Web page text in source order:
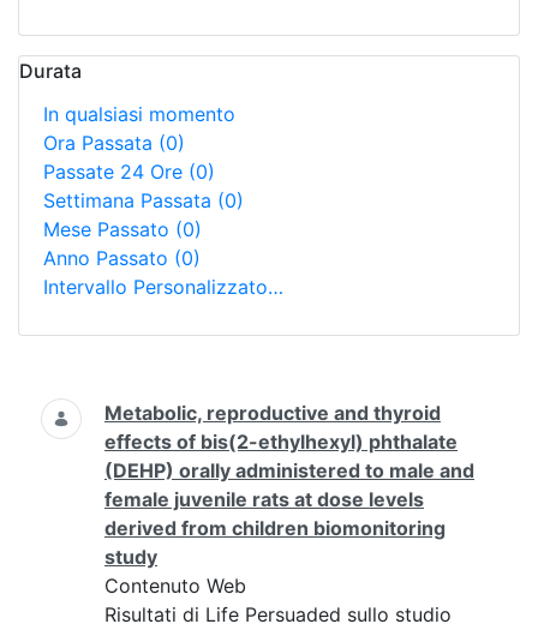
Durata
In qualsiasi momento
Ora Passata (0)
Passate 24 Ore (0)
Settimana Passata (0)
Mese Passato (0)
Anno Passato (0)
Intervallo Personalizzato…
Ricerca
Metabolic, reproductive and thyroid
effects of bis(2-ethylhexyl) phthalate
(DEHP) orally administered to male and
female juvenile rats at dose levels
derived from children biomonitoring
study
Contenuto Web
Risultati di Life Persuaded sullo studio